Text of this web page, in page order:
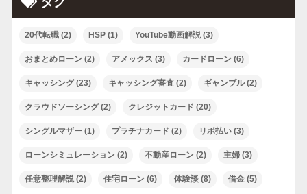
20代転職(2) HSP(1) YouTube動画解説(3)
おまとめローン(2) アメックス (3) カードローン(6)
キャッシング(23) キャッシング審査(2) ギャンブル(2)
クラウドソーシング(2) クレジットカード (20)
シングルマザー(1) プラチナカード (2) リボ払い(3)
ローンシミュレーション(2) 不動産ローン(2) 主婦(3)
任意整理解説(2) 住宅ローン(6) 体験談(8) 借金(5)